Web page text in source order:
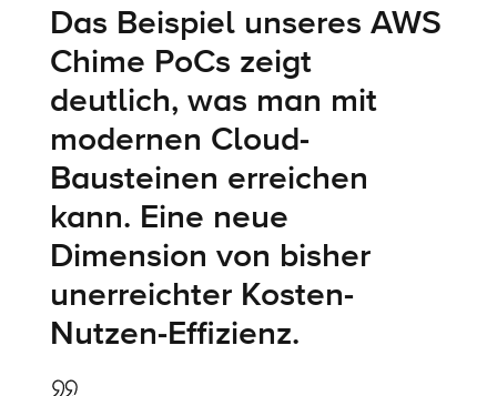
Das Beispiel unseres AWS
Chime PoCs zeigt
deutlich, was man mit
modernen Cloud-
Bausteinen erreichen
kann. Eine neue
Dimension von bisher
unerreichter Kosten-
Nutzen-Effizienz.